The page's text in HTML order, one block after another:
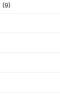
(9)